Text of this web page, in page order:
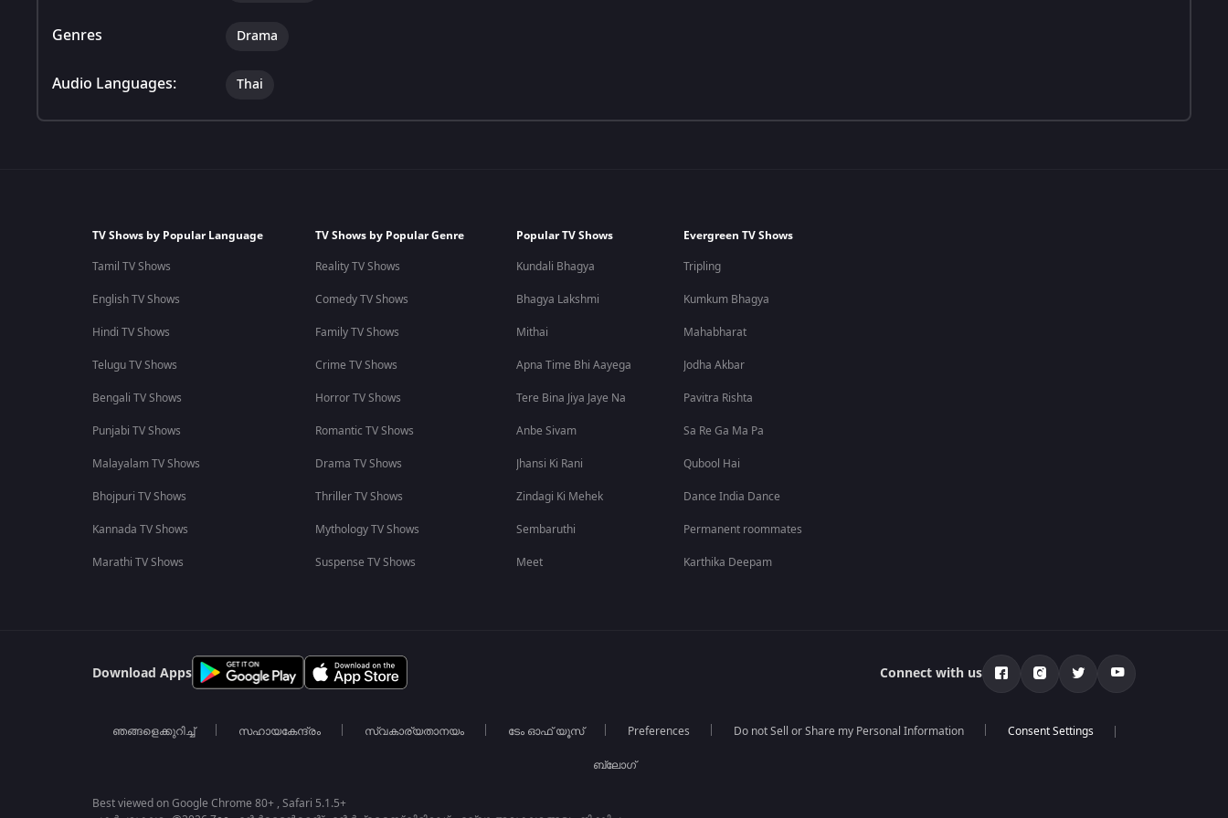
Genres Drama
Audio Languages: Thai
TV Shows by Popular Language
Tamil TV Shows
English TV Shows
Hindi TV Shows
Telugu TV Shows
Bengali TV Shows
Punjabi TV Shows
Malayalam TV Shows
Bhojpuri TV Shows
Kannada TV Shows
Marathi TV Shows
TV Shows by Popular Genre
Reality TV Shows
Comedy TV Shows
Family TV Shows
Crime TV Shows
Horror TV Shows
Romantic TV Shows
Drama TV Shows
Thriller TV Shows
Mythology TV Shows
Suspense TV Shows
Popular TV Shows
Kundali Bhagya
Bhagya Lakshmi
Mithai
Apna Time Bhi Aayega
Tere Bina Jiya Jaye Na
Anbe Sivam
Jhansi Ki Rani
Zindagi Ki Mehek
Sembaruthi
Meet
Evergreen TV Shows
Tripling
Kumkum Bhagya
Mahabharat
Jodha Akbar
Pavitra Rishta
Sa Re Ga Ma Pa
Qubool Hai
Dance India Dance
Permanent roommates
Karthika Deepam
Download Apps Connect with us
ഞങ്ങളെക്കുറിച്ച് സഹായകേന്ദ്രം സ്വകാര്യതാനയം ടേം ഓഫ് യൂസ് Preferences Do not Sell or Share my Personal Information
ബ്ലോഗ്
Best viewed on Google Chrome 80+ , Safari 5.1.5+